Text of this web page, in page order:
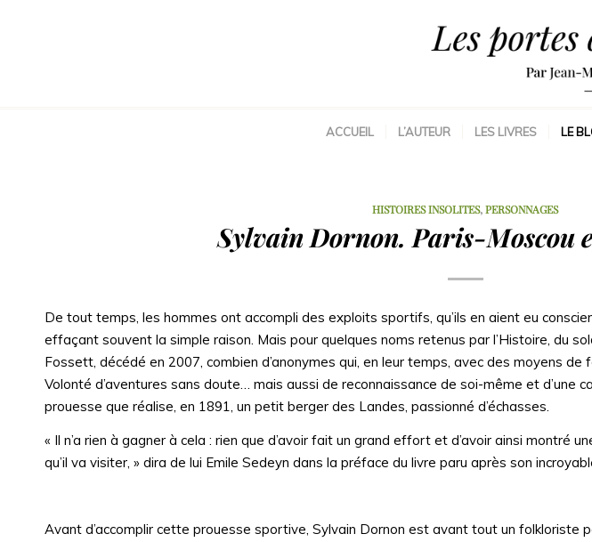
ACCUEIL L’AUTEUR LES LIVRES LE
HISTOIRES INSOLITES,PERSONNAGES
Sylvain Dornon. Paris-Moscou
De tout temps, les hommes ont accompli des exploits sportifs, qu’ils en aient eu
effaçant souvent la simple raison. Mais pour quelques noms retenus par l’Histoire, du
Fossett, décédé en 2007, combien d’anonymes qui, en leur temps, avec des moyens de
Volonté d’aventures sans doute… mais aussi de reconnaissance de soi-même et d’une
prouesse que réalise, en 1891, un petit berger des Landes, passionné d’échasses.
« Il n’a rien à gagner à cela : rien que d’avoir fait un grand effort et d’avoir ainsi montré
qu’il va visiter, » dira de lui Emile Sedeyn dans la préface du livre paru après son
Avant d’accomplir cette prouesse sportive, Sylvain Dornon est avant tout un folkloriste